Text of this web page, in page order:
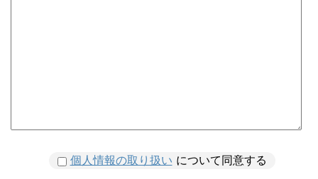
個人情報の取り扱い について同意する